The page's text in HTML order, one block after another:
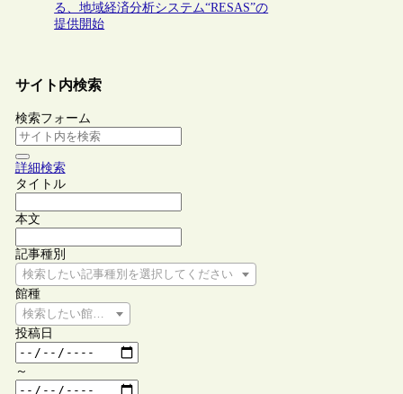
る、地域経済分析システム“RESAS”の
提供開始
サイト内検索
検索フォーム
詳細検索
タイトル
本文
記事種別
検索したい記事種別を選択してください
館種
検索したい館種を選択してください
投稿日
～